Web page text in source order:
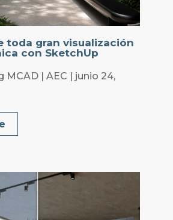
toda gran visualización
con SketchUp
MCAD | AEC | junio 24,